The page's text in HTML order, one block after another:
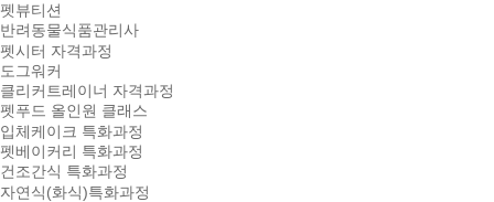
펫뷰티션
반려동물식품관리사
펫시터 자격과정
도그워커
클리커트레이너 자격과정
펫푸드 올인원 클래스
입체케이크 특화과정
펫베이커리 특화과정
건조간식 특화과정
자연식(화식)특화과정